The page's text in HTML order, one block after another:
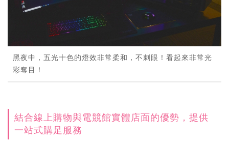
黑夜中，五光十色的燈效非常柔和，不刺眼！看起來非常光
彩奪目！
結合線上購物與電競館實體店面的優勢，提供
一站式購足服務